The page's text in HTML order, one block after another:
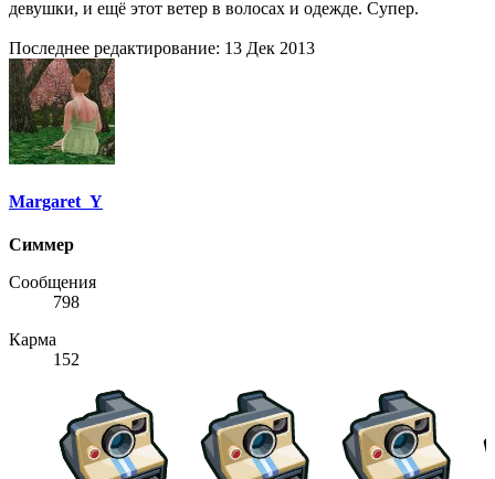
девушки, и ещё этот ветер в волосах и одежде. Супер.
Последнее редактирование: 13 Дек 2013
Margaret_Y
Симмер
Сообщения
798
Карма
152